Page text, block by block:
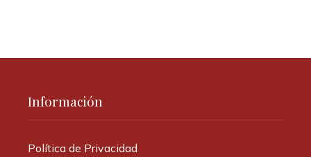
Información
Política de Privacidad